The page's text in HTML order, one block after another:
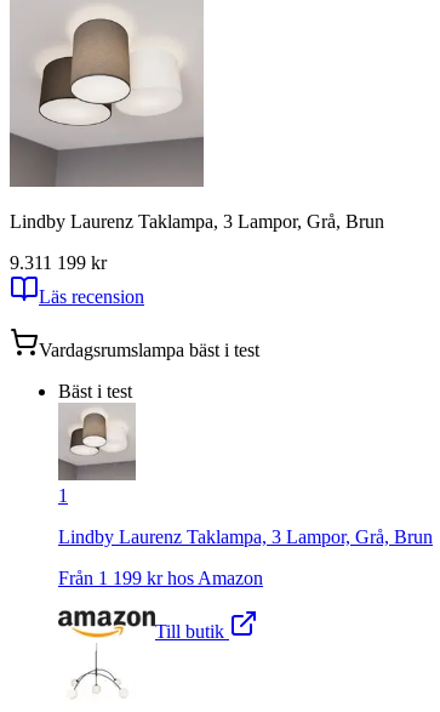
Lindby Laurenz Taklampa, 3 Lampor, Grå, Brun
9.311 199 kr
Läs recension
Vardagsrumslampa bäst i test
Bäst i test
1
Lindby Laurenz Taklampa, 3 Lampor, Grå, Brun
Från 1 199 kr hos Amazon
Till butik